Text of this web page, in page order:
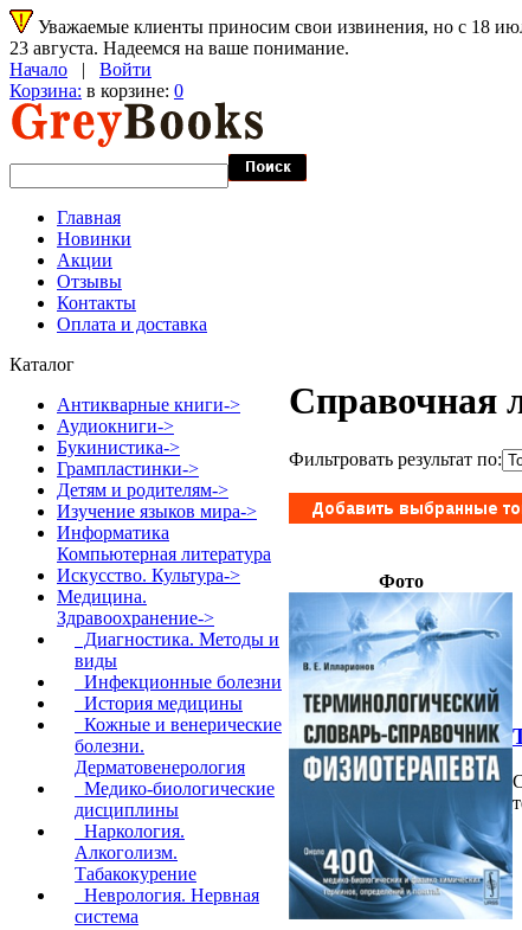
Уважаемые клиенты приносим свои извинения, но с 18
23 августа. Надеемся на ваше понимание.
Начало | Войти
Корзина: в корзине: 0
Главная
Новинки
Акции
Отзывы
Контакты
Оплата и доставка
Каталог
Антикварные книги->
Аудиокниги->
Букинистика->
Грампластинки->
Детям и родителям->
Изучение языков мира->
Информатика
Компьютерная литература
Искусство. Культура->
Медицина.
Здравоохранение->
Диагностика. Методы и
виды
Инфекционные болезни
История медицины
Кожные и венерические
болезни.
Дерматовенерология
Медико-биологические
дисциплины
Наркология.
Алкоголизм.
Табакокурение
Неврология. Нервная
система
Справочная
Фильтровать результат по:
Фото